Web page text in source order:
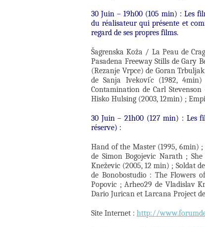
30 Juin – 19h00 (105 min) : Les
du réalisateur qui présente et
regard de ses propres films.
Šagrenska Koža / La Peau de
Pasadena Freeway Stills de Gary
(Rezanje Vrpce) de Goran
de Sanja Ivekovi´c (1982,
Contamination de Carl
Hisko Hulsing (2003, 12min) ;
30 Juin – 21h00 (127 min) : Les
réserve) :
Hand of the Master (1995, 6min)
de Simon Bogojevic Narath ;
Kneževic (2005, 12 min) ; Soldat
de Bonobostudio : The Flowers
Popovic ; Arheo29 de Vladislav
Dario Jurican et Larcana Project
Site Internet : http://